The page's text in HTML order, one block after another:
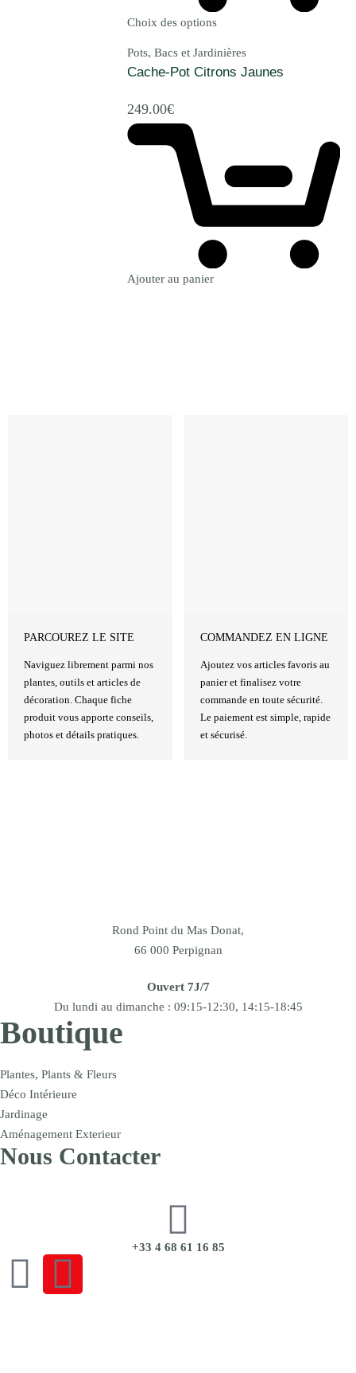
Choix des options
Pots, Bacs et Jardinières
Cache-Pot Citrons Jaunes
249.00€
Ajouter au panier
PARCOUREZ LE SITE
Naviguez librement parmi nos
plantes, outils et articles de
décoration. Chaque fiche
produit vous apporte conseils,
photos et détails pratiques.
COMMANDEZ EN LIGNE
Ajoutez vos articles favoris au
panier et finalisez votre
commande en toute sécurité.
Le paiement est simple, rapide
et sécurisé.
Rond Point du Mas Donat,
66 000 Perpignan
Ouvert 7J/7
Du lundi au dimanche : 09:15-12:30, 14:15-18:45
Boutique
Plantes, Plants & Fleurs
Déco Intérieure
Jardinage
Aménagement Exterieur
Nous Contacter
+33 4 68 61 16 85